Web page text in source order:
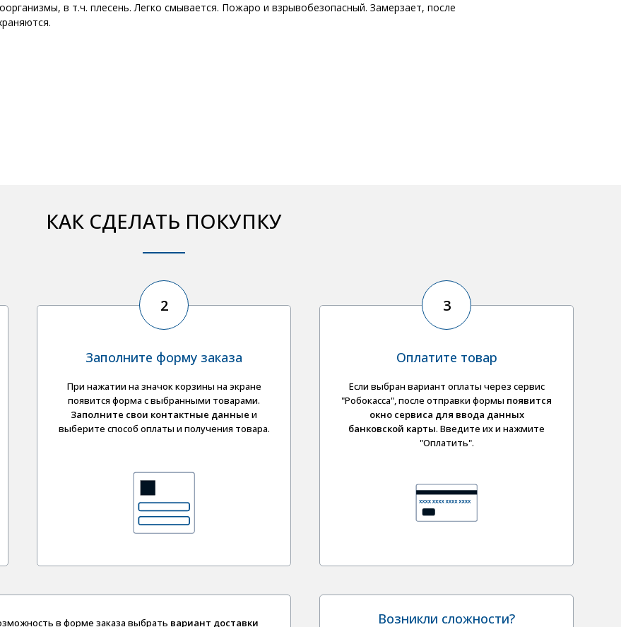
в т.ч. плесень. Легко смывается. Пожаро и взрывобезопасный. Замерзает, после
КАК СДЕЛАТЬ ПОКУПКУ
Заполните форму заказа
При нажатии на значок корзины на экране
появится форма с выбранными товарами.
Заполните свои контактные данные и
выберите способ оплаты и получения товара.
2
Оплатите товар
Если выбран вариант оплаты через сервис
"Робокасса", после отправки формы появится
окно сервиса для ввода данных
банковской карты. Введите их и нажмите
"Оплатить".
3
в форме заказа выбрать вариант доставки Возникли сложности?